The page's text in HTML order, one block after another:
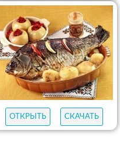
ОТКРЫТЬ СКАЧАТЬ